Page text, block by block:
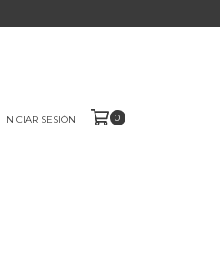
INICIAR SESIÓN 0